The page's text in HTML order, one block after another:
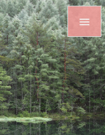


メニュ

サイド
